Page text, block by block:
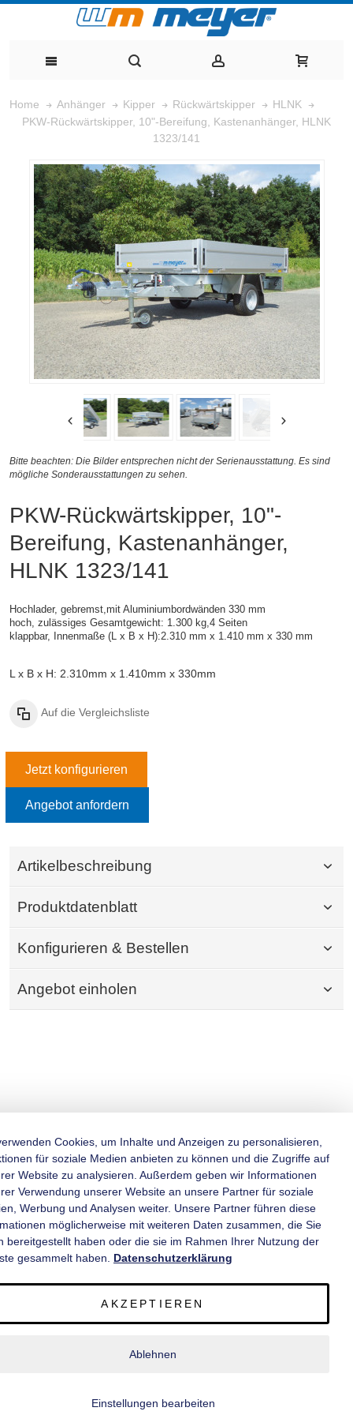
Home Anhänger Kipper Rückwärtskipper
HLNK
PKW-Rückwärtskipper, 10"-Bereifung, Kastenanhänger, HLNK
1323/141
Bitte beachten: Die Bilder entsprechen nicht der Serienausstattung. Es sind
mögliche Sonderausstattungen zu sehen.
PKW-Rückwärtskipper, 10"-
Bereifung, Kastenanhänger,
HLNK 1323/141
Hochlader, gebremst,mit Aluminiumbordwänden 330 mm
hoch, zulässiges Gesamtgewicht: 1.300 kg,4 Seiten
klappbar, Innenmaße (L x B x H):2.310 mm x 1.410 mm x 330 mm
L x B x H: 2.310mm x 1.410mm x 330mm
Auf die Vergleichsliste
Jetzt konfigurieren
Angebot anfordern
Artikelbeschreibung
Produktdatenblatt
Konfigurieren & Bestellen
Angebot einholen
KATEGORIEN
INFORMATIONEN
© 2020 wm meyer® Fahrzeugbau AG. Alle Rechte vorbehalten.
Cookies, um Inhalte und Anzeigen zu personalisieren,
für soziale Medien anbieten zu können und die Zugriffe auf
Website zu analysieren. Außerdem geben wir Informationen
Verwendung unserer Website an unsere Partner für soziale
Werbung und Analysen weiter. Unsere Partner führen diese
möglicherweise mit weiteren Daten zusammen, die Sie
bereitgestellt haben oder die sie im Rahmen Ihrer Nutzung der
gesammelt haben. Datenschutzerklärung
AKZEPTIEREN
Ablehnen
Einstellungen bearbeiten